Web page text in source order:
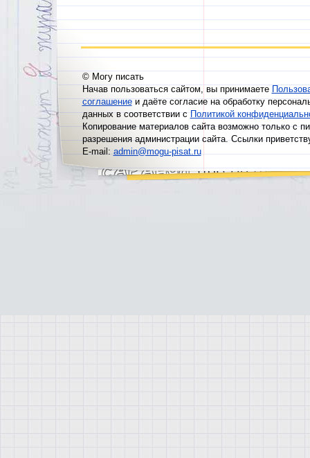
© Могу писать
Начав пользоваться сайтом, вы принимаете
соглашениеи даёте согласие на обработку
данных в соответствии сПолитикой
Копирование материалов сайта возможно только с
разрешения администрации сайта. Ссылки
E-mail:admin@mogu-pisat.ru